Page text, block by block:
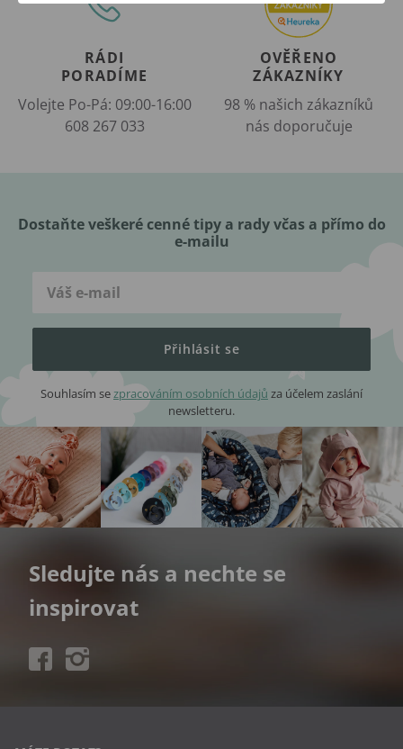
RÁDI
PORADÍME
Volejte Po-Pá: 09:00-16:00
608 267 033
OVĚŘENO
ZÁKAZNÍKY
98 % našich zákazníků
nás doporučuje
Dostaňte veškeré cenné tipy a rady včas a přímo do
e-mailu
Přihlásit se
Souhlasím se zpracováním osobních údajů za účelem zaslání
newsletteru.
Sledujte nás a nechte se
inspirovat